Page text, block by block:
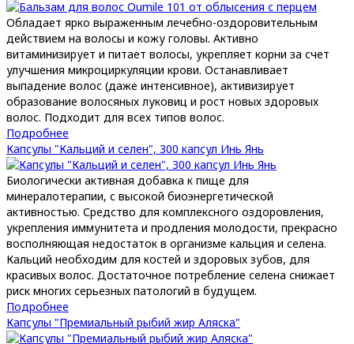
Обладает ярко выраженным лечебно-оздоровительным
действием на волосы и кожу головы. Активно
витаминизирует и питает волосы, укрепляет корни за счет
улучшения микроциркуляции крови. Останавливает
выпадение волос (даже интенсивное), активизирует
образование волосяных луковиц и рост новых здоровых
волос. Подходит для всех типов волос.
Подробнее
Капсулы "Кальций и селен", 300 капсул Инь Янь
Биологически активная добавка к пище для
минералотерапии, с высокой биоэнергетической
активностью. Средство для комплексного оздоровления,
укрепления иммунитета и продления молодости, прекрасно
восполняющая недостаток в организме кальция и селена.
Кальций необходим для костей и здоровых зубов, для
красивых волос. Достаточное потребление селена снижает
риск многих серьезных патологий в будущем.
Подробнее
Капсулы "Премиальный рыбий жир Аляска"